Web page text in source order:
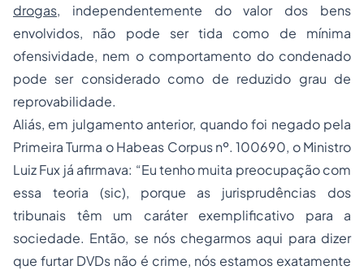
drogas, independentemente do valor dos bens
envolvidos, não pode ser tida como de mínima
ofensividade, nem o comportamento do condenado
pode ser considerado como de reduzido grau de
reprovabilidade.
Aliás, em julgamento anterior, quando foi negado pela
Primeira Turma o Habeas Corpus nº. 100690, o Ministro
Luiz Fux já afirmava: “Eu tenho muita preocupação com
essa teoria (sic), porque as jurisprudências dos
tribunais têm um caráter exemplificativo para a
sociedade. Então, se nós chegarmos aqui para dizer
que furtar DVDs não é crime, nós estamos exatamente